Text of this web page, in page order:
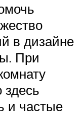
в дизайне
При
здесь
и частые